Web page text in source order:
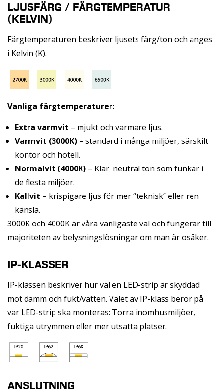
LJUSFÄRG / FÄRGTEMPERATUR
(KELVIN)
Färgtemperaturen beskriver ljusets färg/ton och anges
i Kelvin (K).
Vanliga färgtemperaturer:
Extra varmvit – mjukt och varmare ljus.
Varmvit (3000K) – standard i många miljöer, särskilt
kontor och hotell.
Normalvit (4000K) – Klar, neutral ton som funkar i
de flesta miljöer.
Kallvit – krispigare ljus för mer “teknisk” eller ren
känsla.
3000K och 4000K är våra vanligaste val och fungerar till
majoriteten av belysningslösningar om man är osäker.
IP-KLASSER
IP-klassen beskriver hur väl en LED-strip är skyddad
mot damm och fukt/vatten. Valet av IP-klass beror på
var LED-strip ska monteras: Torra inomhusmiljöer,
fuktiga utrymmen eller mer utsatta platser.
ANSLUTNING